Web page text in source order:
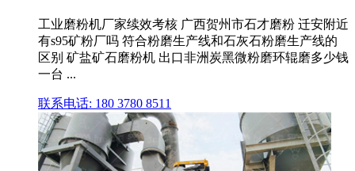
工业磨粉机厂家续效考核 广西贺州市石才磨粉 迁安附近
有s95矿粉厂吗 符合粉磨生产线和石灰石粉磨生产线的
区别 矿盐矿石磨粉机 出口非洲炭黑微粉磨环辊磨多少钱
一台 ...
联系电话: 180 3780 8511